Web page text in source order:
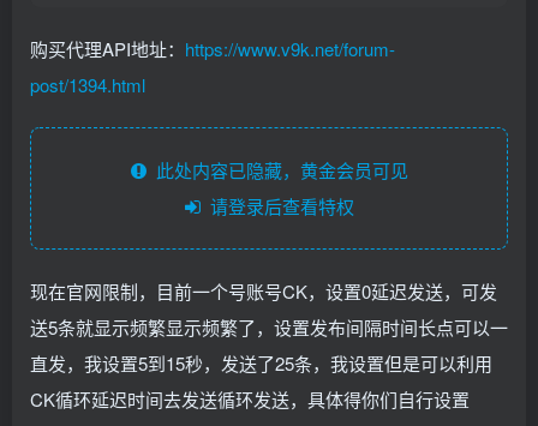
购买代理API地址： https://www.v9k.net/forum-
post/1394.html
此处内容已隐藏，黄金会员可见
请登录后查看特权
现在官网限制，目前一个号账号CK，设置0延迟发送，可发
送5条就显示频繁显示频繁了，设置发布间隔时间长点可以一
直发，我设置5到15秒，发送了25条，我设置但是可以利用
CK循环延迟时间去发送循环发送，具体得你们自行设置